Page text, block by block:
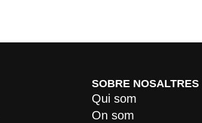
SOBRE NOSALTRES
Qui som
On som